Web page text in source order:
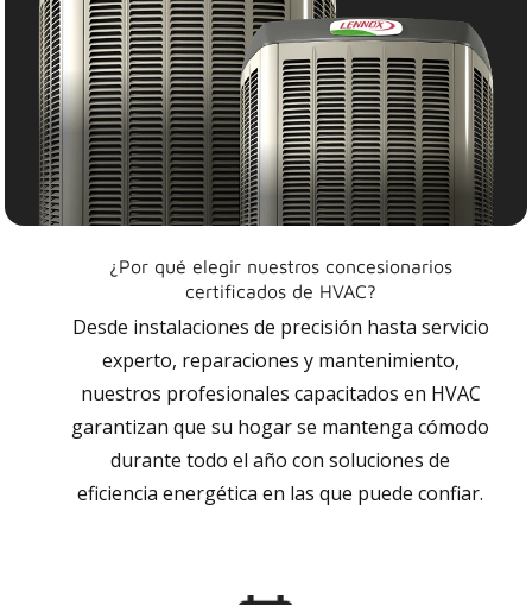
¿Por qué elegir nuestros concesionarios
certificados de HVAC?
Desde instalaciones de precisión hasta servicio
experto, reparaciones y mantenimiento,
nuestros profesionales capacitados en HVAC
garantizan que su hogar se mantenga cómodo
durante todo el año con soluciones de
eficiencia energética en las que puede confiar.